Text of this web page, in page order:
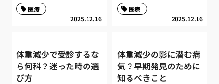
2025.12.16
医療
2025.12.16
医療
体重減少で受診するな
ら何科？迷った時の選
び方
体重減少の影に潜む病
気？早期発見のために
知るべきこと